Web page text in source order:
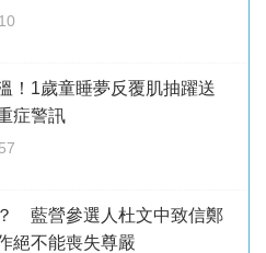
！1歲童睡夢反覆肌抽躍送
症警訊
藍營參選人杜文中致信鄭
絕不能喪失尊嚴